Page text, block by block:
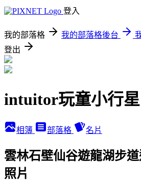
登入
我的部落格 我的部落格後台
登出
intuitor玩童小行星
相簿 部落格 名片
雲林石壁仙谷遊龍湖步
照片